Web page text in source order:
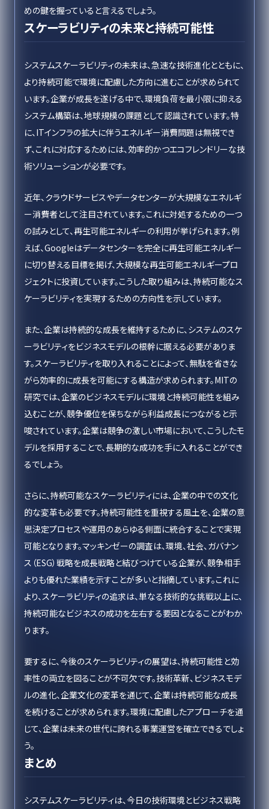
めの鍵を握っていると言えるでしょう。
スケーラビリティの未来と持続可能性
システムスケーラビリティの未来は、急速な技術進化とともに、
より持続可能で環境に配慮した方向に進むことが求められて
います。企業が成長を遂げる中で、環境負荷を最小限に抑える
システム構築は、地球規模の課題として認識されています。特
に、ITインフラの拡大に伴うエネルギー消費問題は無視でき
ず、これに対応するためには、効率的かつエコフレンドリーな技
術ソリューションが必要です。
近年、クラウドサービスやデータセンターが大規模なエネルギ
ー消費者として注目されています。これに対処するための一つ
の試みとして、再生可能エネルギーの利用が挙げられます。例
えば、Googleはデータセンターを完全に再生可能エネルギー
に切り替える目標を掲げ、大規模な再生可能エネルギープロ
ジェクトに投資しています。こうした取り組みは、持続可能なス
ケーラビリティを実現するための方向性を示しています。
また、企業は持続的な成長を維持するために、システムのスケ
ーラビリティをビジネスモデルの根幹に据える必要がありま
す。スケーラビリティを取り入れることによって、無駄を省きな
がら効率的に成長を可能にする構造が求められます。MITの
研究では、企業のビジネスモデルに環境と持続可能性を組み
込むことが、競争優位を保ちながら利益成長につながると示
唆されています。企業は競争の激しい市場において、こうしたモ
デルを採用することで、長期的な成功を手に入れることができ
るでしょう。
さらに、持続可能なスケーラビリティには、企業の中での文化
的な変革も必要です。持続可能性を重視する風土を、企業の意
思決定プロセスや運用のあらゆる側面に統合することで実現
可能となります。マッキンゼーの調査は、環境、社会、ガバナン
ス（ESG）戦略を成長戦略と結びつけている企業が、競争相手
よりも優れた業績を示すことが多いと指摘しています。これに
より、スケーラビリティの追求は、単なる技術的な挑戦以上に、
持続可能なビジネスの成功を左右する要因となることがわか
ります。
要するに、今後のスケーラビリティの展望は、持続可能性と効
率性の両立を図ることが不可欠です。技術革新、ビジネスモデ
ルの進化、企業文化の変革を通じて、企業は持続可能な成長
を続けることが求められます。環境に配慮したアプローチを通
じて、企業は未来の世代に誇れる事業運営を確立できるでしょ
う。
まとめ
システムスケーラビリティは、今日の技術環境とビジネス戦略